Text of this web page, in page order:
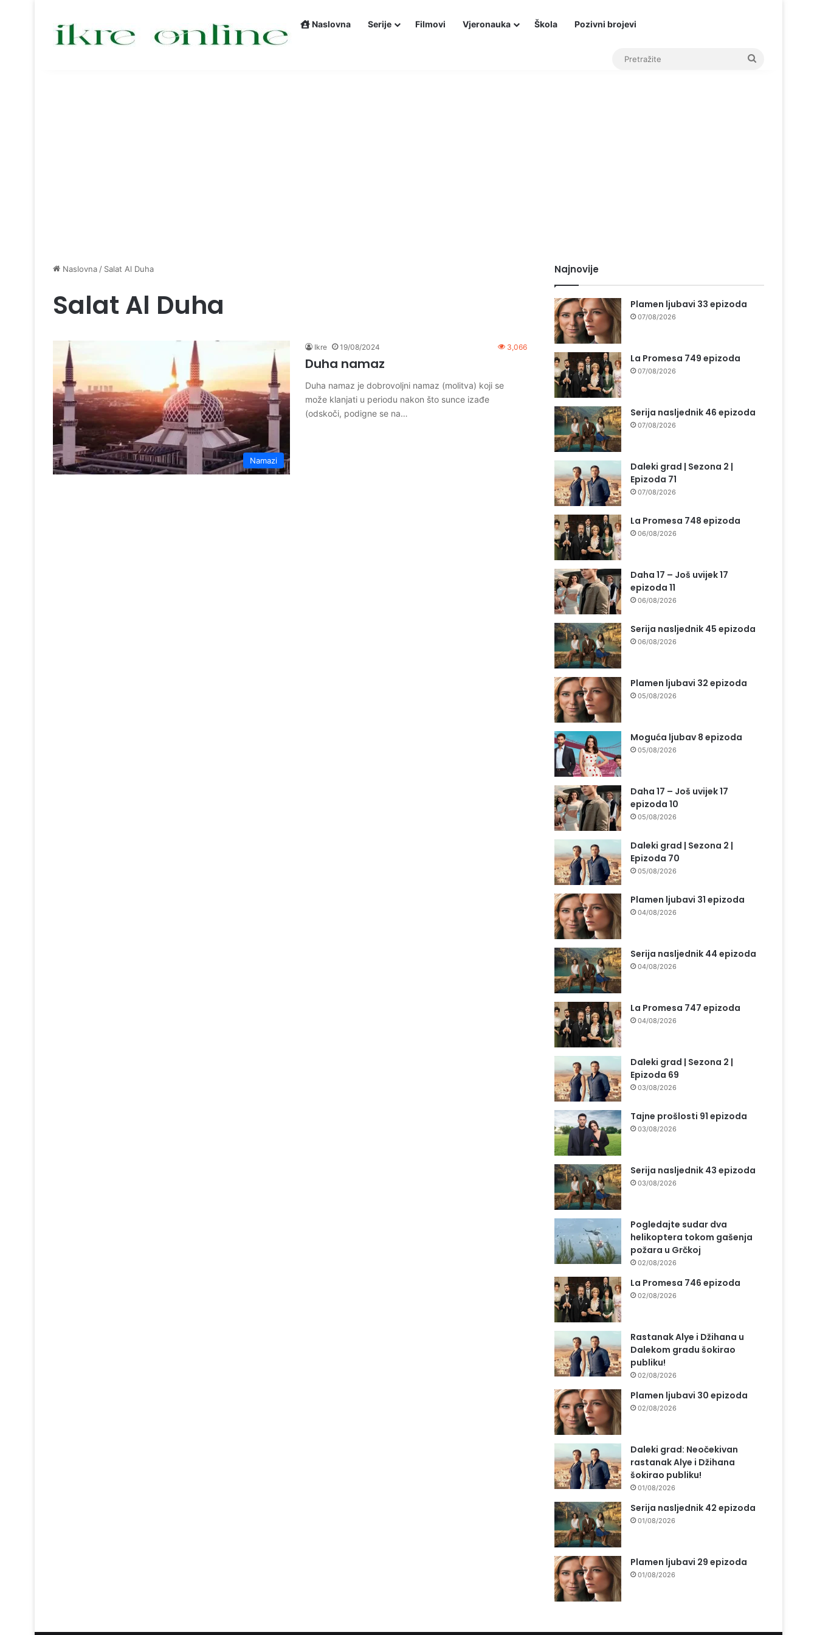
Naslovna Serije Filmovi Vjeronauka Škola Pozivni brojevi
Naslovna / Salat Al Duha
Salat Al Duha
Namazi
Ikre 19/08/2024 3,066
Duha namaz
Duha namaz je dobrovoljni namaz (molitva) koji se
može klanjati u periodu nakon što sunce izađe
(odskoči, podigne se na…
Najnovije
Plamen ljubavi 33 epizoda
07/08/2026
La Promesa 749 epizoda
07/08/2026
Serija nasljednik 46 epizoda
07/08/2026
Daleki grad | Sezona 2 |
Epizoda 71
07/08/2026
La Promesa 748 epizoda
06/08/2026
Daha 17 – Još uvijek 17
epizoda 11
06/08/2026
Serija nasljednik 45 epizoda
06/08/2026
Plamen ljubavi 32 epizoda
05/08/2026
Moguća ljubav 8 epizoda
05/08/2026
Daha 17 – Još uvijek 17
epizoda 10
05/08/2026
Daleki grad | Sezona 2 |
Epizoda 70
05/08/2026
Plamen ljubavi 31 epizoda
04/08/2026
Serija nasljednik 44 epizoda
04/08/2026
La Promesa 747 epizoda
04/08/2026
Daleki grad | Sezona 2 |
Epizoda 69
03/08/2026
Tajne prošlosti 91 epizoda
03/08/2026
Serija nasljednik 43 epizoda
03/08/2026
Pogledajte sudar dva
helikoptera tokom gašenja
požara u Grčkoj
02/08/2026
La Promesa 746 epizoda
02/08/2026
Rastanak Alye i Džihana u
Dalekom gradu šokirao
publiku!
02/08/2026
Plamen ljubavi 30 epizoda
02/08/2026
Daleki grad: Neočekivan
rastanak Alye i Džihana
šokirao publiku!
01/08/2026
Serija nasljednik 42 epizoda
01/08/2026
Plamen ljubavi 29 epizoda
01/08/2026